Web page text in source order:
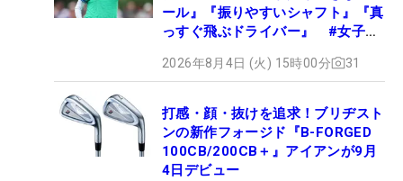
ール』『振りやすいシャフト』『真
っすぐ飛ぶドライバー』 #女子プ
2026年8月4日 (火) 15時00分 31
打感・顔・抜けを追求！ブリヂスト
ンの新作フォージド『B-FORGED
100CB/200CB＋』アイアンが9月
4日デビュー